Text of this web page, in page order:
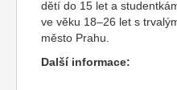
dětí do 15 let a
ve věku 18–26 let s
město Prahu.
Další informace: